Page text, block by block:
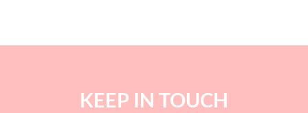
KEEP IN TOUCH